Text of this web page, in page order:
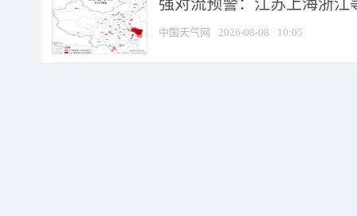
强对流预警：江苏上海浙江
中国天气网 2026-08-08 10:05